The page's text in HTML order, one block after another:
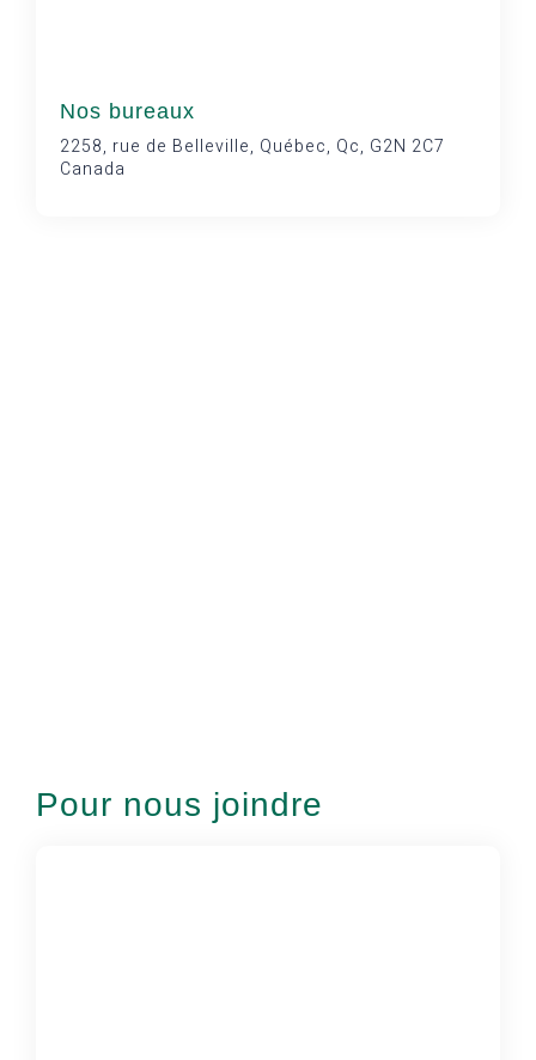
Nos bureaux
2258, rue de Belleville, Québec, Qc, G2N 2C7
Canada
Pour nous joindre